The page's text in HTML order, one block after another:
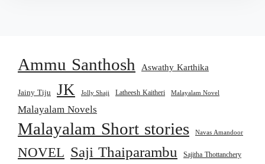
Ammu Santhosh Aswathy Karthika
Jainy Tiju JK Jolly Shaji Latheesh Kaitheri Malayalam Novel
Malayalam Novels
Malayalam Short stories Navas Amandoor
NOVEL Saji Thaiparambu Sajitha Thottanchery